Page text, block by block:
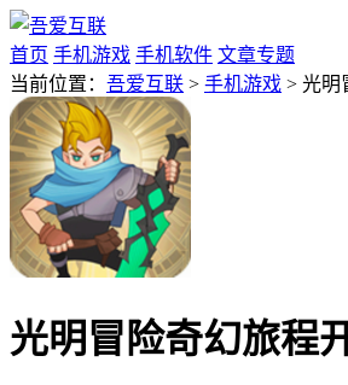
首页 手机游戏 手机软件 文章专题
当前位置： 吾爱互联 > 手机游戏 > 光明
光明冒险奇幻旅程